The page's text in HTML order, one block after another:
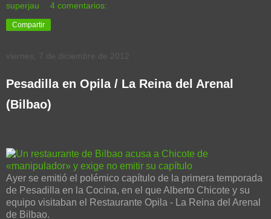
superjau 4 comentarios:
Compartir
viernes, 7 de diciembre de 2012
Pesadilla en Opila / La Reina del Arenal
(Bilbao)
Ayer se emitió el polémico capítulo de la primera temporada
de Pesadilla en la Cocina, en el que Alberto Chicote y su
equipo visitaban el Restaurante Opila - La Reina del Arenal
de Bilbao.